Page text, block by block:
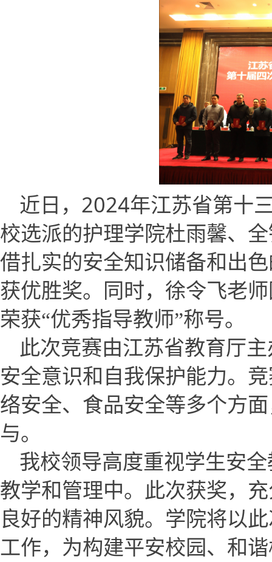
近日， 2024年江苏省第十
校选派的护理学院杜雨馨、
借扎实的安全知识储备和出
获优胜奖。同时，徐令飞老
荣获“优秀指导教师”称号。
此次竞赛由江苏省教育厅
安全意识和自我保护能力。
络安全、食品安全等多个方
与。
我校领导高度重视学生安
教学和管理中。此次获奖，
良好的精神风貌。学院将以
工作，为构建平安校园、和